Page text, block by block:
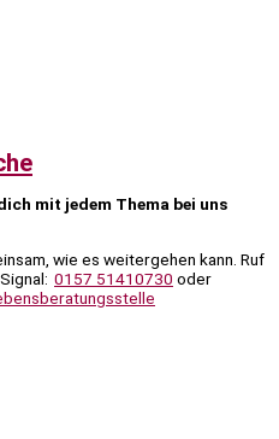
mit jedem Thema bei uns
wie es weitergehen kann. Ruf
0157 51410730 oder